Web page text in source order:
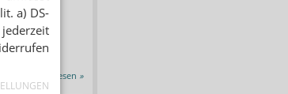
a) DS-
nicht
sowie...
Alle Porträts lesen »